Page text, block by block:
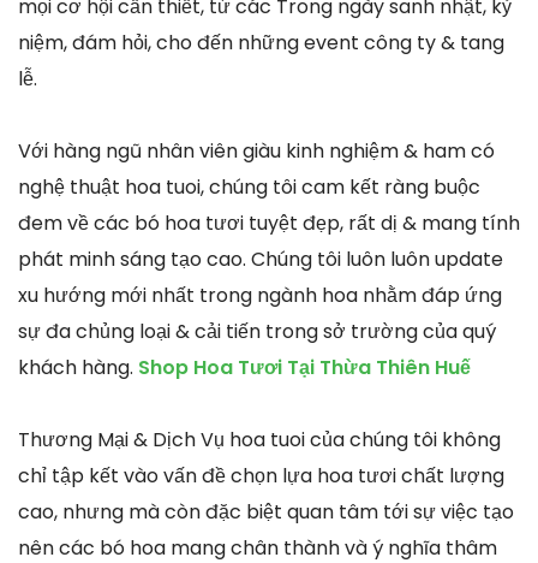
mọi cơ hội cần thiết, từ các Trong ngày sanh nhật, kỷ
niệm, đám hỏi, cho đến những event công ty & tang
lễ.
Với hàng ngũ nhân viên giàu kinh nghiệm & ham có
nghệ thuật hoa tuoi, chúng tôi cam kết ràng buộc
đem về các bó hoa tươi tuyệt đẹp, rất dị & mang tính
phát minh sáng tạo cao. Chúng tôi luôn luôn update
xu hướng mới nhất trong ngành hoa nhằm đáp ứng
sự đa chủng loại & cải tiến trong sở trường của quý
khách hàng. Shop Hoa Tươi Tại Thừa Thiên Huế
Thương Mại & Dịch Vụ hoa tuoi của chúng tôi không
chỉ tập kết vào vấn đề chọn lựa hoa tươi chất lượng
cao, nhưng mà còn đặc biệt quan tâm tới sự việc tạo
nên các bó hoa mang chân thành và ý nghĩa thâm